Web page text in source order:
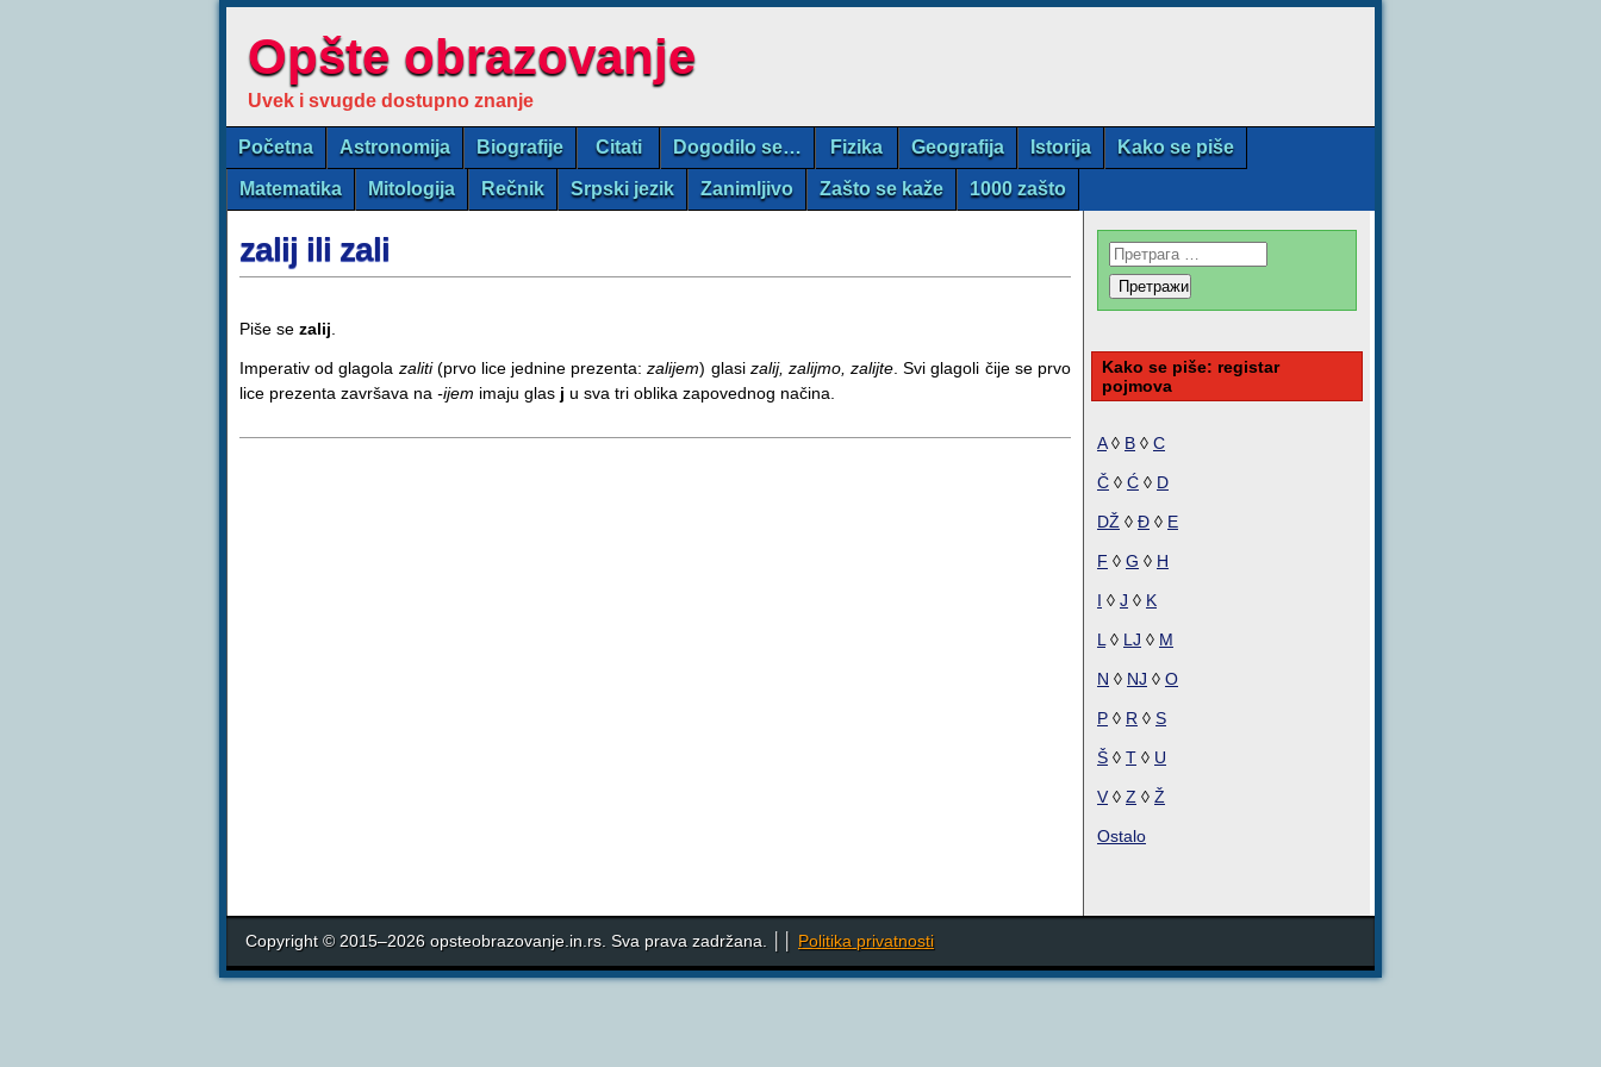
Opšte obrazovanje
Uvek i svugde dostupno znanje
Početna Astronomija Biografije Citati Dogodilo se… Fizika Geografija Istorija Kako se piše
Matematika Mitologija Rečnik Srpski jezik Zanimljivo Zašto se kaže 1000 zašto
zalij ili zali
Piše se zalij
Imperativ od glagola zaliti(prvo lice jednine prezenta:zalijem) glasi zalij, zalijmo, zalijte . Svi glagoli čije se prvo
lice prezenta završava na -ijem imaju glas j u sva tri oblika zapovednog načina.
Kako se piše: registar
pojmova
A◊ B ◊ C
Č ◊ Ć ◊ D
DŽ ◊ Đ ◊ E
F ◊ G ◊ H
I ◊ J ◊ K
L ◊ LJ ◊ M
N ◊ NJ ◊ O
P ◊ R ◊ S
Š ◊ T ◊ U
V ◊ Z ◊ Ž
Ostalo
Copyright © 2015–2026 opsteobrazovanje.in.rs. Sva prava zadržana. ││ Politika privatnosti